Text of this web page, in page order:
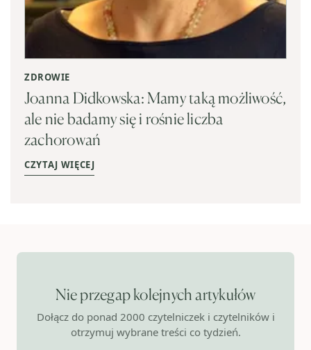
ZDROWIE
Joanna Didkowska: Mamy taką możliwość,
ale nie badamy się i rośnie liczba
zachorowań
CZYTAJ WIĘCEJ
Nie przegap kolejnych artykułów
Dołącz do ponad 2000 czytelniczek i czytelników i
otrzymuj wybrane treści co tydzień.